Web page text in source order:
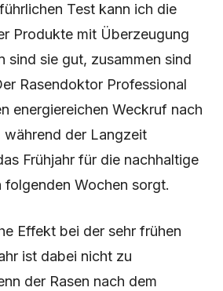
Test kann ich die
Produkte mit Überzeugung
sind sie gut, zusammen sind
Rasendoktor Professional
energiereichen Weckruf nach
während der Langzeit
Frühjahr für die nachhaltige
folgenden Wochen sorgt.
Effekt bei der sehr frühen
ist dabei nicht zu
der Rasen nach dem